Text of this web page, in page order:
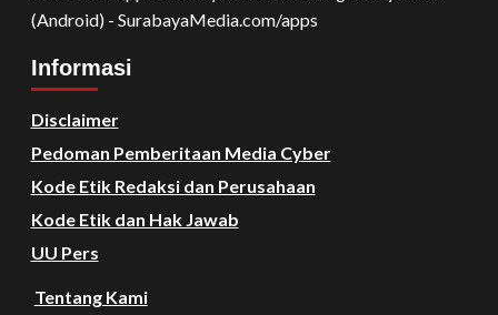
(Android) - SurabayaMedia.com/apps
Informasi
Disclaimer
Pedoman Pemberitaan Media Cyber
Kode Etik Redaksi dan Perusahaan
Kode Etik dan Hak Jawab
UU Pers
Tentang Kami